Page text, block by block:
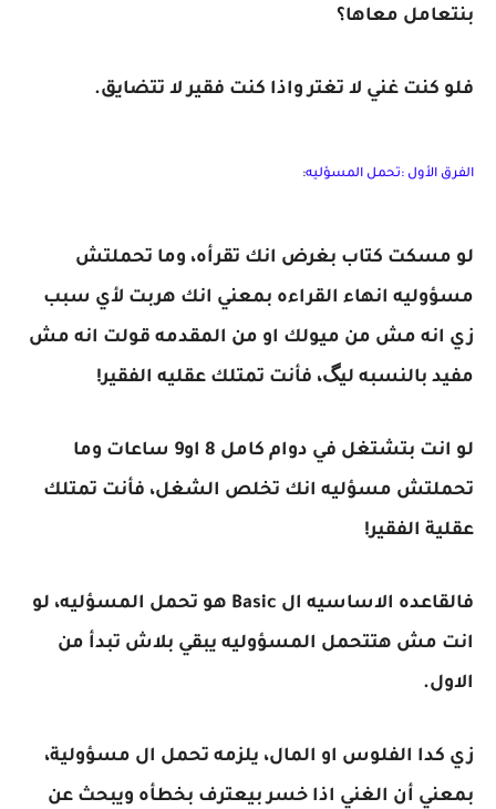
بنتعامل معاها؟
فلو كنت غني لا تغتر واذا كنت فقير لا تتضايق.
الفرق الأول :تحمل المسؤليه:
لو مسكت كتاب بغرض انك تقرأه، وما تحملتش
مسؤوليه انهاء القراءه بمعني انك هربت لأي سبب
زي انه مش من ميولك او من المقدمه قولت انه مش
مفيد بالنسبه ليگ، فأنت تمتلك عقليه الفقير!
لو انت بتشتغل في دوام كامل 8 او9 ساعات وما
تحملتش مسؤليه انك تخلص الشغل، فأنت تمتلك
عقلية الفقير!
فالقاعده الاساسيه ال Basic هو تحمل المسؤليه، لو
انت مش هتتحمل المسؤوليه يبقي بلاش تبدأ من
الاول.
زي كدا الفلوس او المال، يلزمه تحمل ال مسؤولية،
بمعني أن الغني اذا خسر بيعترف بخطأه ويبحث عن